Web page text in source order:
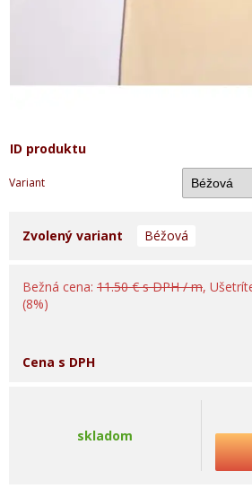
ID produktu
Variant
Zvolený variant Béžová
Bežná cena: 11.50 € s DPH / m,
(8%)
Cena s DPH
skladom